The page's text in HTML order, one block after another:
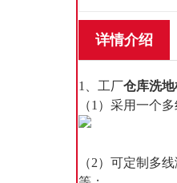
详情介绍
1、工厂仓库洗
（1）采用一个
（2）可定制多